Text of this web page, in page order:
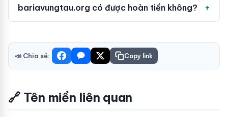
bariavungtau.org có được hoàn tiền không?
📣 Chia sẻ: Copy link
🔗 Tên miền liên quan